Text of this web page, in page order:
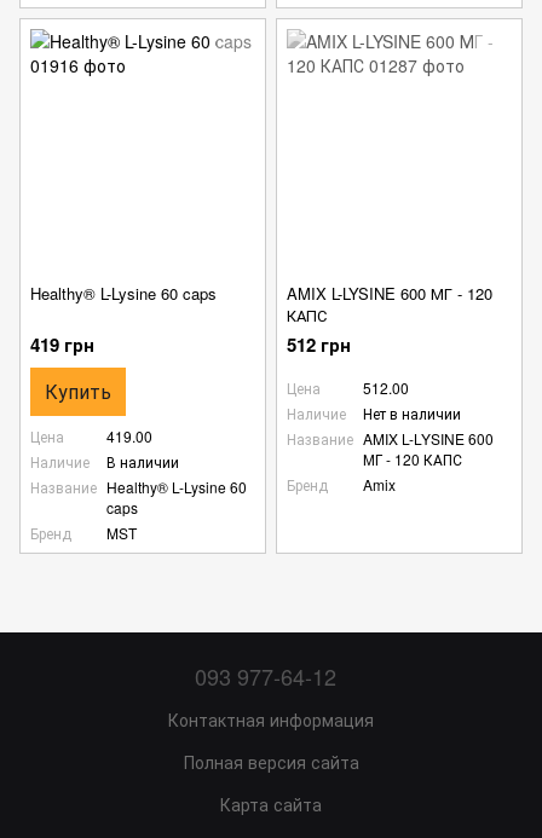
Healthy® L-Lysine 60 caps
419 грн
Купить
Цена
419.00
Наличие
В наличии
Название Healthy® L-Lysine 60
caps
Бренд
MST
AMIX L-LYSINE 600 МГ - 120
КАПС
512 грн
Цена
512.00
Наличие
Нет в наличии
Название AMIX L-LYSINE 600
МГ - 120 КАПС
Бренд
Amix
093 977-64-12
Контактная информация
Полная версия сайта
Карта сайта